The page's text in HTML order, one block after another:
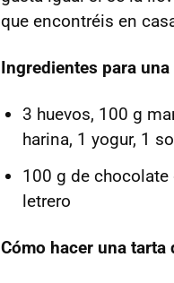
que encontréis en
Ingredientes para
3 huevos, 100 g
harina, 1 yogur, 1
100 g de
letrero
Cómo hacer una tarta